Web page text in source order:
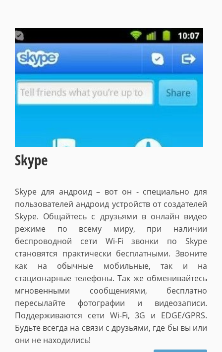
Skype
Skype для андроид – вот он - специально для
пользователей андроид устройств от создателей
Skype. Общайтесь с друзьями в онлайн видео
режиме по всему миру, при наличии
беспроводной сети Wi-Fi звонки по Skype
становятся практически бесплатными. Звоните
как на обычные мобильные, так и на
стационарные телефоны. Так же обменивайтесь
мгновенными сообщениями, бесплатно
пересылайте фотографии и видеозаписи.
Поддерживаются сети Wi-Fi, 3G и EDGE/GPRS.
Будьте всегда на связи с друзьями, где бы вы или
они не находились!